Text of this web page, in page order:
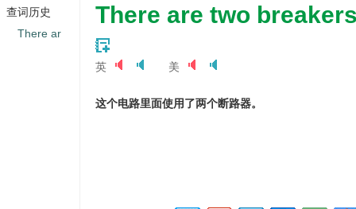
There are two
英 美
这个电路里面使用了两个断路器。
查词历史
There ar